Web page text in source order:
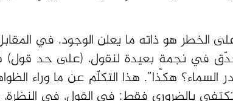
الخطر هو ذاته ما يعلن الوجود. في
نحدّق في نجمةٍ بعيدة لنقول، (على حد قول)
هكذا”. هذا التكلّم عن ما وراء